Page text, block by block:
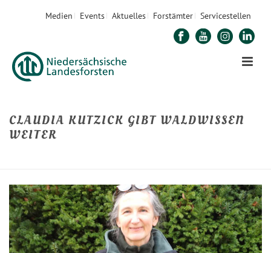
Medien Events Aktuelles Forstämter Servicestellen
CLAUDIA KUTZICK GIBT WALDWISSEN
WEITER